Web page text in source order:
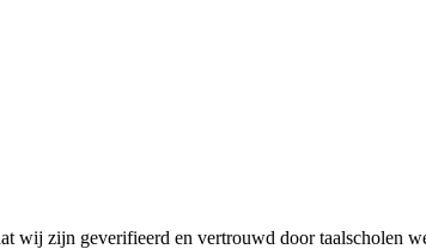
wij zijn geverifieerd en vertrouwd door taalscholen